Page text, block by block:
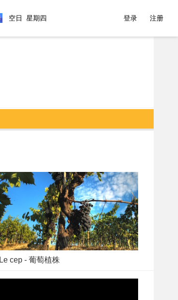
空日 星期四 登录 注册
Le cep - 葡萄植株